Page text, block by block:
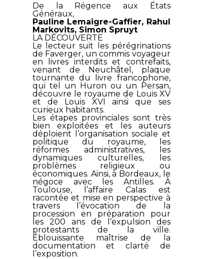
De la Régence aux États
Généraux,
Pauline Lemaigre-Gaffier, Rahul
Markovits, Simon Spruyt
LA DÉCOUVERTE
Le lecteur suit les pérégrinations
de Faverger, un commis voyageur
en livres interdits et contrefaits,
venant de Neuchâtel, plaque
tournante du livre francophone,
qui tel un Huron ou un Persan,
découvre le royaume de Louis XV
et de Louis XVI ainsi que ses
curieux habitants.
Les étapes provinciales sont très
bien exploitées et les auteurs
déploient l’organisation sociale et
politique du royaume, les
réformes administratives, les
dynamiques culturelles, les
problèmes religieux ou
économiques. Ainsi, à Bordeaux, le
négoce avec les Antilles. À
Toulouse, l’affaire Calas est
racontée et mise en perspective à
travers l’évocation de la
procession en préparation pour
les 200 ans de l’expulsion des
protestants de la ville.
Éblouissante maîtrise de la
documentation et clarté de
l’exposition.